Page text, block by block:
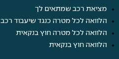
מציאת רכב שמתאים לך
הלוואה לכל מטרה כנגד שיעבוד רכב
הלוואה לכל מטרה חוץ בנקאית
הלוואה חוץ בנקאית